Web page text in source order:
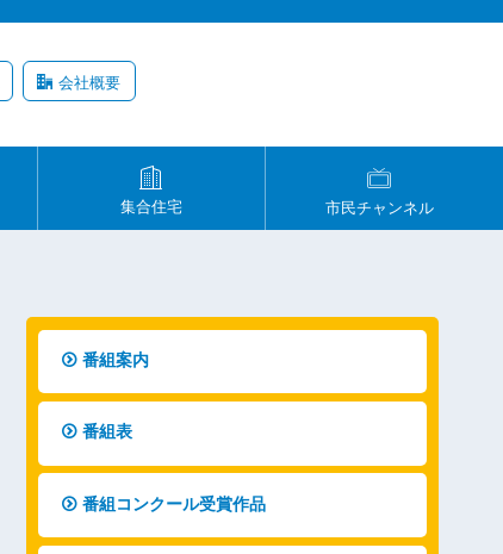
会社概要
集合住宅 市民チャンネル
番組案内
番組表
番組コンクール受賞作品